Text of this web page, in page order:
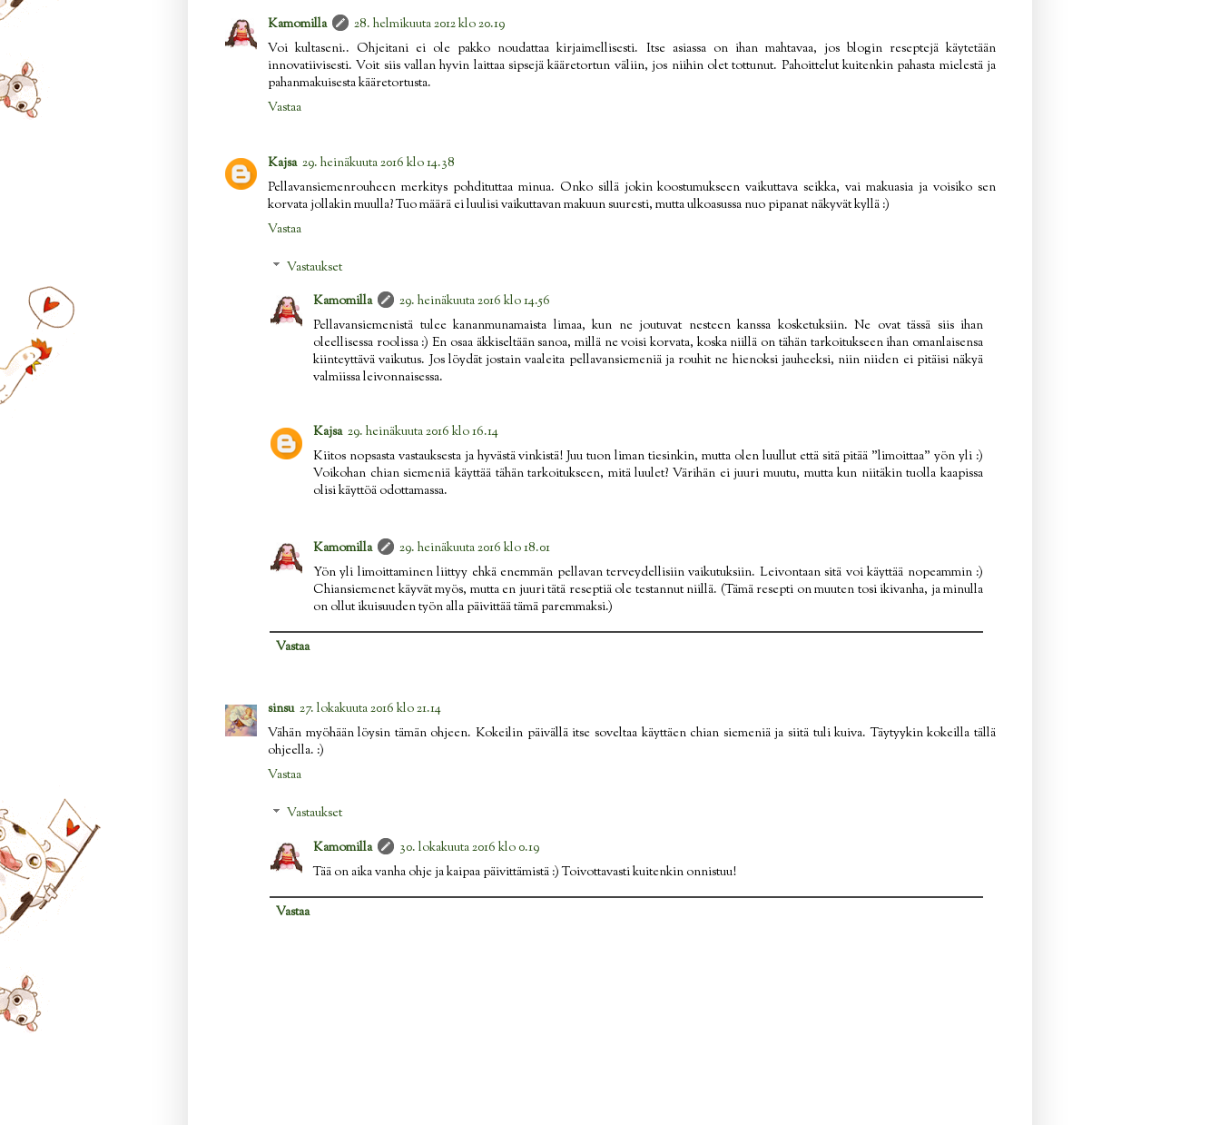
Kamomilla
28. helmikuuta 2012 klo 20.19
Voi kultaseni.. Ohjeitani ei ole pakko noudattaa kirjaimellisesti. Itse asiassa on ihan mahtavaa, jos blogin reseptejä käytetään
innovatiivisesti. Voit siis vallan hyvin laittaa sipsejä kääretortun väliin, jos niihin olet tottunut. Pahoittelut kuitenkin pahasta mielestä ja
pahanmakuisesta kääretortusta.
Vastaa
Kajsa 29. heinäkuuta 2016 klo 14.38
Pellavansiemenrouheen merkitys pohdituttaa minua. Onko sillä jokin koostumukseen vaikuttava seikka, vai makuasia ja voisiko sen
korvata jollakin muulla? Tuo määrä ei luulisi vaikuttavan makuun suuresti, mutta ulkoasussa nuo pipanat näkyvät kyllä :)
Vastaa
Vastaukset
Kamomilla
29. heinäkuuta 2016 klo 14.56
Pellavansiemenistä tulee kananmunamaista limaa, kun ne joutuvat nesteen kanssa kosketuksiin. Ne ovat tässä siis ihan
oleellisessa roolissa :) En osaa äkkiseltään sanoa, millä ne voisi korvata, koska niillä on tähän tarkoitukseen ihan omanlaisensa
kiinteyttävä vaikutus. Jos löydät jostain vaaleita pellavansiemeniä ja rouhit ne hienoksi jauheeksi, niin niiden ei pitäisi näkyä
valmiissa leivonnaisessa.
Kajsa 29. heinäkuuta 2016 klo 16.14
Kiitos nopsasta vastauksesta ja hyvästä vinkistä! Juu tuon liman tiesinkin, mutta olen luullut että sitä pitää "limoittaa" yön yli :)
Voikohan chian siemeniä käyttää tähän tarkoitukseen, mitä luulet? Värihän ei juuri muutu, mutta kun niitäkin tuolla kaapissa
olisi käyttöä odottamassa.
Kamomilla
29. heinäkuuta 2016 klo 18.01
Yön yli limoittaminen liittyy ehkä enemmän pellavan terveydellisiin vaikutuksiin. Leivontaan sitä voi käyttää nopeammin :)
Chiansiemenet käyvät myös, mutta en juuri tätä reseptiä ole testannut niillä. (Tämä resepti on muuten tosi ikivanha, ja minulla
on ollut ikuisuuden työn alla päivittää tämä paremmaksi.)
Vastaa
sinsu 27. lokakuuta 2016 klo 21.14
Vähän myöhään löysin tämän ohjeen. Kokeilin päivällä itse soveltaa käyttäen chian siemeniä ja siitä tuli kuiva. Täytyykin kokeilla tällä
ohjeella. :)
Vastaa
Vastaukset
Kamomilla
30. lokakuuta 2016 klo 0.19
Tää on aika vanha ohje ja kaipaa päivittämistä :) Toivottavasti kuitenkin onnistuu!
Vastaa